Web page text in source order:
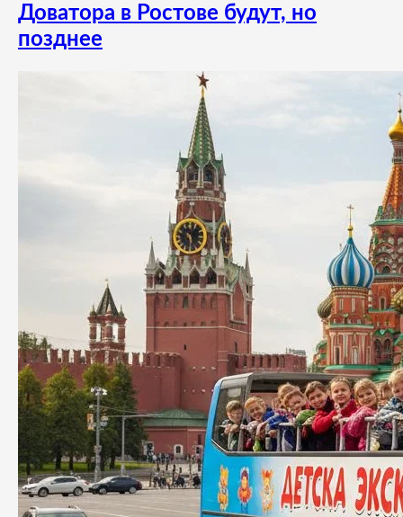
Доватора в Ростове будут, но
позднее